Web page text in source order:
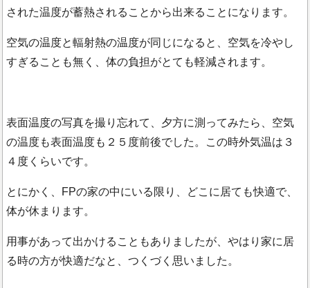
された温度が蓄熱されることから出来ることになります。
空気の温度と輻射熱の温度が同じになると、空気を冷やし
すぎることも無く、体の負担がとても軽減されます。
表面温度の写真を撮り忘れて、夕方に測ってみたら、空気
の温度も表面温度も２５度前後でした。この時外気温は３
４度くらいです。
とにかく、FPの家の中にいる限り、どこに居ても快適で、
体が休まります。
用事があって出かけることもありましたが、やはり家に居
る時の方が快適だなと、つくづく思いました。